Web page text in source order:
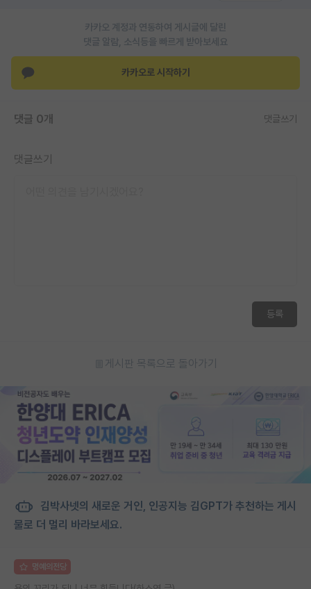
카카오 계정과 연동하여 게시글에 달린
댓글 알람, 소식등을 빠르게 받아보세요
카카오로 시작하기
댓글 0개 댓글쓰기
댓글쓰기
등록
게시판 목록으로 돌아가기
김박사넷의 새로운 거인, 인공지능 김GPT가 추천하는 게시
물로 더 멀리 바라보세요.
명예의전당